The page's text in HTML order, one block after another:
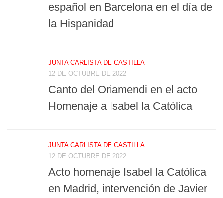
español en Barcelona en el día de
la Hispanidad
JUNTA CARLISTA DE CASTILLA
12 DE OCTUBRE DE 2022
Canto del Oriamendi en el acto
Homenaje a Isabel la Católica
JUNTA CARLISTA DE CASTILLA
12 DE OCTUBRE DE 2022
Acto homenaje Isabel la Católica
en Madrid, intervención de Javier